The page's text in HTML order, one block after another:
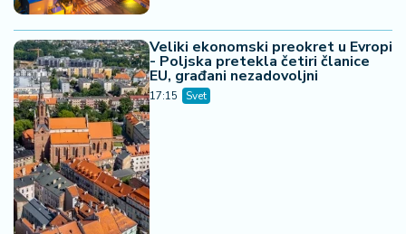
Veliki ekonomski preokret u Evropi
- Poljska pretekla četiri članice
EU, građani nezadovoljni
17:15 Svet